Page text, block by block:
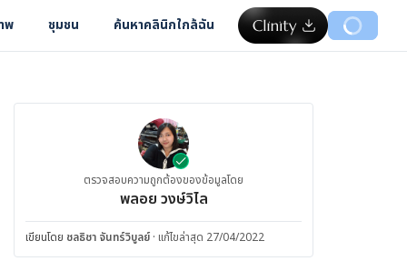
พ ชุมชน ค้นหาคลินิกใกล้ฉัน
ตรวจสอบความถูกต้องของข้อมูลโดย
พลอย วงษ์วิไล
เขียนโดย ชลธิชา จันทร์วิบูลย์ · แก้ไขล่าสุด 27/04/2022